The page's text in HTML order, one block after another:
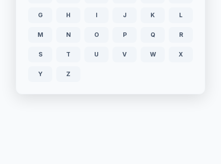
G H I J K L
M N O P Q R
S T U V W X
Y Z